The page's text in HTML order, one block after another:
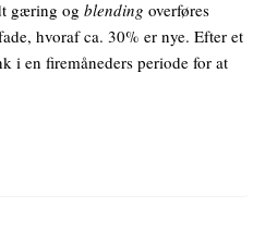
gæring og blending overføres
hvoraf ca. 30% er nye. Efter et
i en firemåneders periode for at